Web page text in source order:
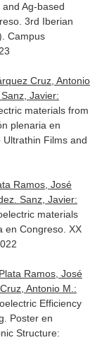
Ag-based
3rd Iberian
Campus
Cruz, Antonio
Javier:
materials from
plenaria en
Films and
Ramos, José
Sanz, Javier:
materials
en Congreso. XX
Ramos, José
Antonio M.:
Efficiency
Poster en
Structure: